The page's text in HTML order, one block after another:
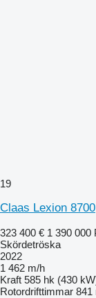
19
Claas Lexion 8700
323 400 € 1 390 000
Skördetröska
2022
1 462 m/h
Kraft 585 hk (430
Rotordrifttimmar 841